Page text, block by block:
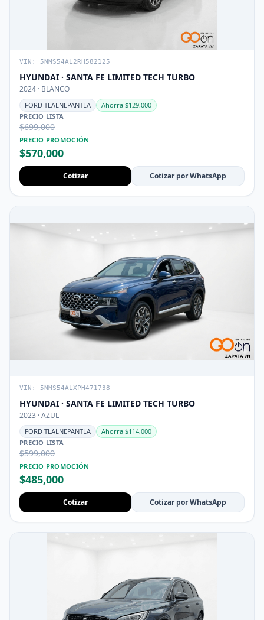
VIN: 5NMS54AL2RH582125
HYUNDAI · SANTA FE LIMITED TECH TURBO
2024 · BLANCO
FORD TLALNEPANTLA
Ahorra $129,000
PRECIO LISTA
$699,000
PRECIO PROMOCIÓN
$570,000
Cotizar Cotizar por WhatsApp
VIN: 5NMS54ALXPH471738
HYUNDAI · SANTA FE LIMITED TECH TURBO
2023 · AZUL
FORD TLALNEPANTLA
Ahorra $114,000
PRECIO LISTA
$599,000
PRECIO PROMOCIÓN
$485,000
Cotizar Cotizar por WhatsApp